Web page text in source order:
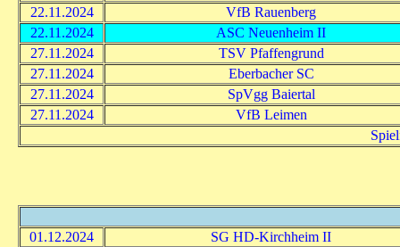
22.11.2024
VfB Rauenberg
22.11.2024
ASC Neuenheim II
27.11.2024
TSV Pfaffengrund
27.11.2024
Eberbacher SC
27.11.2024
SpVgg Baiertal
27.11.2024
VfB Leimen
01.12.2024
SG HD-Kirchheim II